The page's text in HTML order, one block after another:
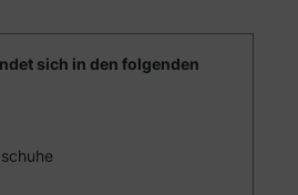
sich in den folgenden